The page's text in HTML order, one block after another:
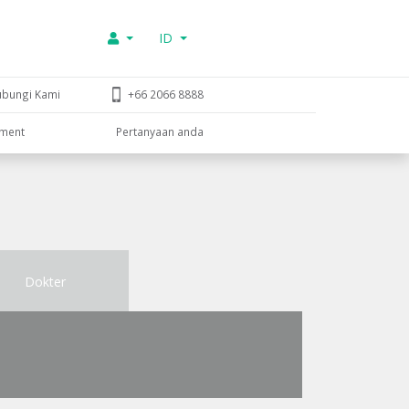
ID
Kami +66 2066 8888
Pertanyaan anda
Dokter